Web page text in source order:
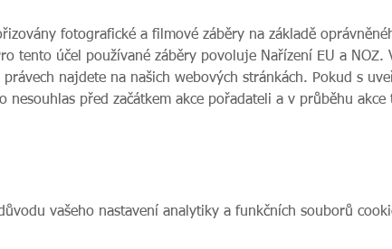
fotografické a filmové záběry na základě
tento účel používané záběry povoluje Nařízení EU a NOZ.
najdete na našich webových stránkách. Pokud s
nesouhlas před začátkem akce pořadateli a v průběhu
vašeho nastavení analytiky a funkčních souborů